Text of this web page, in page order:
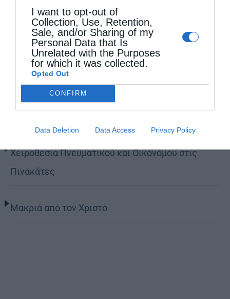
I want to opt-out of
Collection, Use, Retention,
Sale, and/or Sharing of my
Personal Data that Is
Unrelated with the Purposes
for which it was collected.
Opted Out
CONFIRM
Data Deletion Data Access Privacy Policy
Όταν λείπει η απλότητα
Ο Ελληνικός Ερυθρός Σταυρός υπενθυμίζει τι
πρέπει να περιέχει ένα φαρμακείο Πρώτων
Βοηθειών για αυτοκίνητο
Χειροθεσία Πνευματικού και Οικονόμου στις
Πινακάτες
Μακριά από τον Χριστό